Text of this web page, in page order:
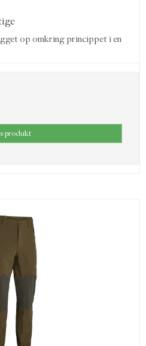
op omkring princippet i en
produkt